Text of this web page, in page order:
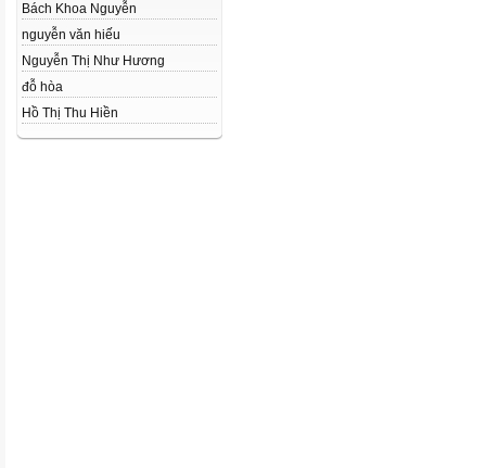
Bách Khoa Nguyễn
nguyễn văn hiếu
Nguyễn Thị Như­ Hương
đỗ hòa
Hồ Thị Thu Hiền